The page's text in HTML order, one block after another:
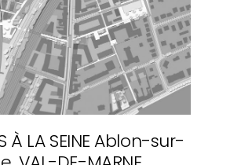
À LA SEINEAblon-sur-